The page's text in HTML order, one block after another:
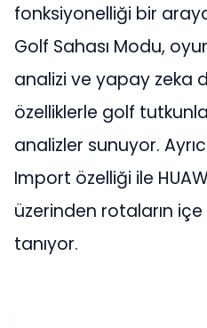
fonksiyonelliği bir
Golf Sahası Modu,
analizi ve yapay zeka
özelliklerle golf
analizler sunuyor.
Import özelliği ile
üzerinden rotaların
tanıyor.